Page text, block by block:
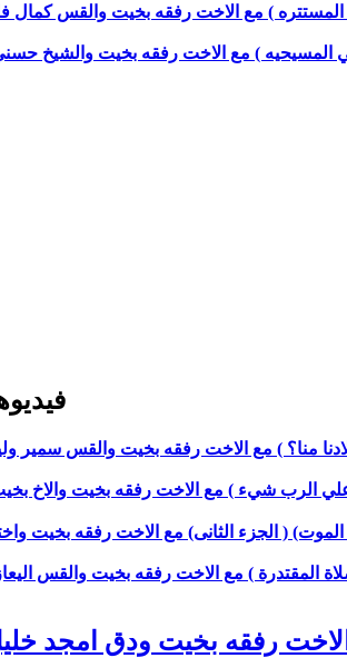
) مع الاخت رفقه بخيت والقس كمال فانوس 7
) مع الاخت رفقه بخيت والشيخ حسني دانيال 17
منا؟ ) مع الاخت رفقه بخيت والقس سمير
الرب شيء ) مع الاخت رفقه بخيت والاخ بخيت رمزي 5
الموت) ( الجزء الثانى) مع الاخت رفقه بخيت
المقتدرة ) مع الاخت رفقه بخيت والقس اليعازر رشدى 15
بخيت ودق امجد خليل 15 اغسطس